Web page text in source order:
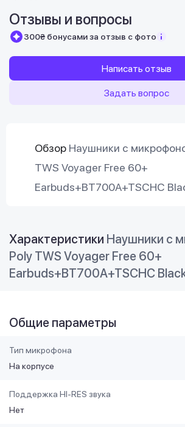
Отзывы и вопросы
300₴ бонусами за отзыв с фото
Написать отзыв
Задать вопрос
Обзор Наушники с
TWS Voyager Free 60+
Earbuds+BT700A+TSCHC
Характеристики Наушники с
Poly TWS Voyager Free 60+
Earbuds+BT700A+TSCHC
Общие параметры
Тип микрофона
На корпусе
Поддержка HI-RES звука
Нет